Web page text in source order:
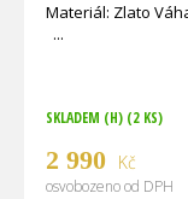
Materiál: Zlato
SKLADEM (H) (2 KS)
2 990 Kč
osvobozeno od DPH